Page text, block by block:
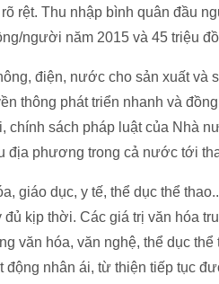
rệt. Thu nhập bình quân đầu
người năm 2015 và 45 triệu
điện, nước cho sản xuất
thông phát triển nhanh và
chính sách pháp luật của Nhà
địa phương trong cả nước tới
giáo dục, y tế, thể dục thể
kịp thời. Các giá trị văn hóa
văn hóa, văn nghệ, thể dục
động nhân ái, từ thiện tiếp tục